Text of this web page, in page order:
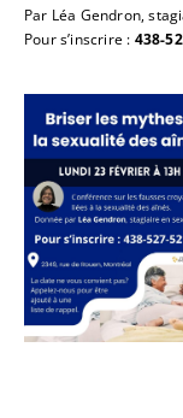
Par Léa Gendron,
Pour s’inscrire : 438-